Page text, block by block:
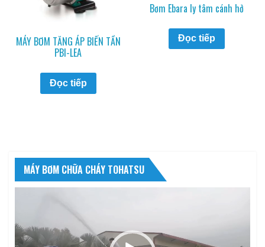
MÁY BƠM TĂNG ÁP BIẾN TẦN
PBI-LEA
Đọc tiếp
Bơm Ebara ly tâm cánh hở
Đọc tiếp
MÁY BƠM CHỮA CHÁY TOHATSU
Video